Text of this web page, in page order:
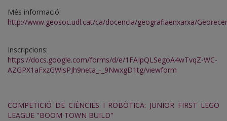
Més informació:
http://www.geosoc.udl.cat/ca/docencia/geografiaenxarxa/
Inscripcions:
https://docs.google.com/forms/d/e/1FAIpQLSegoA4wTvqZ-WC-
AZGPX1aFxzGWisPJh9neta_-_9NwxgD1tg/viewform
COMPETICIÓ DE CIÈNCIES I ROBÒTICA: JUNIOR FIRST LEGO
LEAGUE "BOOM TOWN BUILD"